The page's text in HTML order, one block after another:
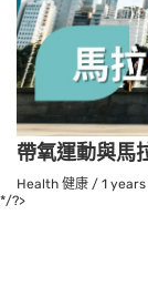
帶氧運動與馬
Health 健康 / 1
*/?>